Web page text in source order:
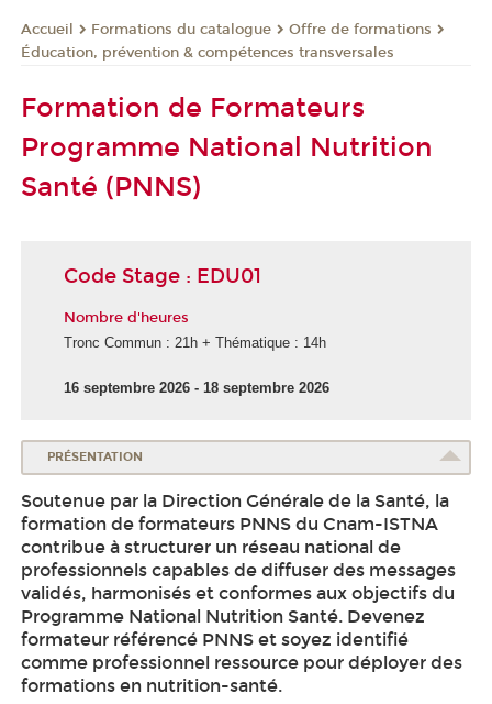
Accueil Formations du catalogue
Offre de formations
Éducation, prévention & compétences transversales
Formation de Formateurs
Programme National Nutrition
Santé (PNNS)
Code Stage : EDU01
Nombre d'heures
Tronc Commun : 21h + Thématique : 14h
16 septembre 2026 - 18 septembre 2026
PRÉSENTATION
Soutenue par la Direction Générale de la Santé, la
formation de formateurs PNNS du Cnam-ISTNA
contribue à structurer un réseau national de
professionnels capables de diffuser des messages
validés, harmonisés et conformes aux objectifs du
Programme National Nutrition Santé. Devenez
formateur référencé PNNS et soyez identifié
comme professionnel ressource pour déployer des
formations en nutrition-santé.